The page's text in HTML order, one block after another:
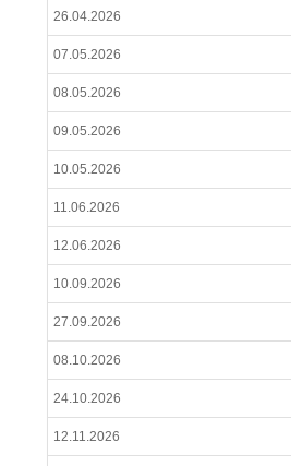
26.04.2026
07.05.2026
08.05.2026
09.05.2026
10.05.2026
11.06.2026
12.06.2026
10.09.2026
27.09.2026
08.10.2026
24.10.2026
12.11.2026